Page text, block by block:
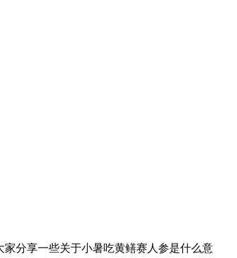
分享一些关于小暑吃黄鳝赛人参是什么意